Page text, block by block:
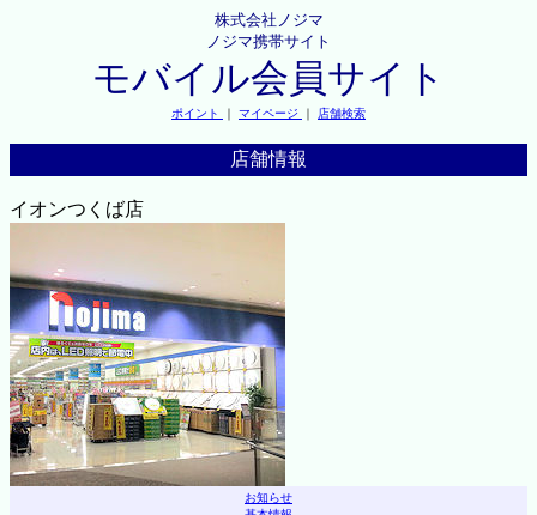
株式会社ノジマ
ノジマ携帯サイト
モバイル会員サイト
ポイント ｜ マイページ ｜ 店舗検索
店舗情報
イオンつくば店
お知らせ